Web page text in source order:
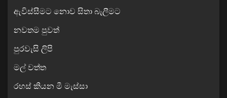
ඇවිස්සීමට නොව සිතා බැලීමට
නවතම පුවත්
පුරවැසි ලිපි
මල් වත්ත
රහස් කියන මී මැස්සා